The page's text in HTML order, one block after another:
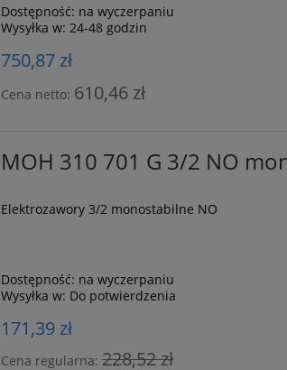
Dostępność: na wyczerpaniu
Wysyłka w: 24-48 godzin
750,87 zł
Cena netto: 610,46 zł
MOH 310 701 G 3/2 NO
Elektrozawory 3/2 monostabilne NO
Dostępność: na wyczerpaniu
Wysyłka w: Do potwierdzenia
171,39 zł
Cena regularna:228,52 zł